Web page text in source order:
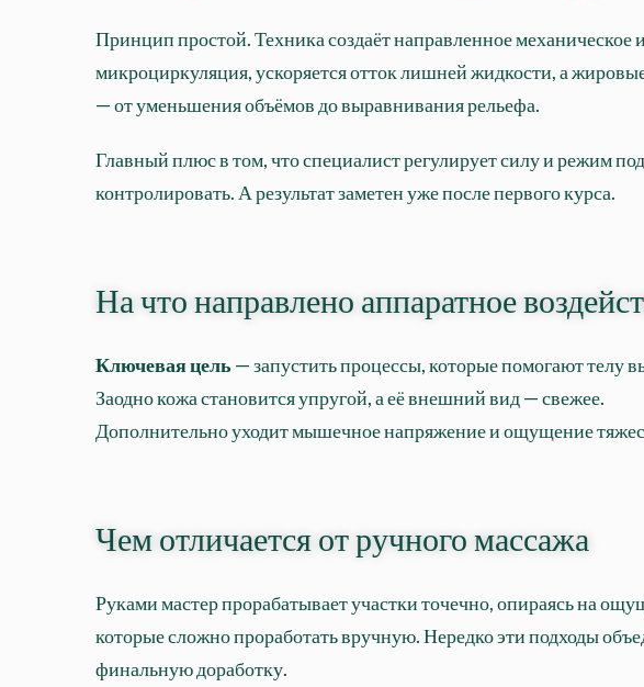
Принцип простой. Техника создаёт направленное
микроциркуляция, ускоряется отток лишней жидкости, а
— от уменьшения объёмов до выравнивания рельефа.
Главный плюс в том, что специалист регулирует силу и режим
контролировать. А результат заметен уже после первого курса.
На что направлено аппаратное
Ключевая цель — запустить процессы, которые помогают
Заодно кожа становится упругой, а её внешний вид — свежее.
Дополнительно уходит мышечное напряжение и ощущение
Чем отличается от ручного массажа
Руками мастер прорабатывает участки точечно, опираясь на
которые сложно проработать вручную. Нередко эти подходы
финальную доработку.